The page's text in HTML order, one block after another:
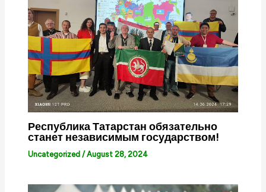
Республика Татарстан обязательно
станет независимым государством!
Uncategorized /August 28, 2024